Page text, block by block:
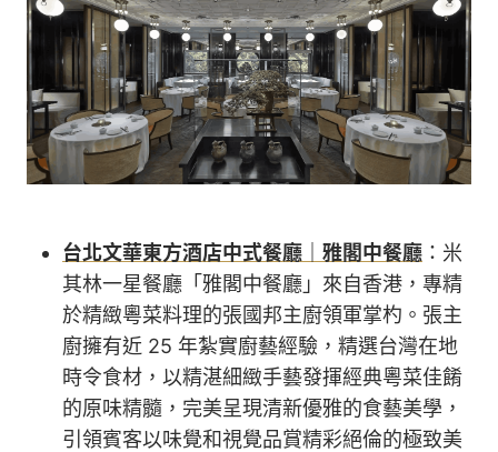
台北文華東方酒店中式餐廳｜雅閣中餐廳 ：米
其林一星餐廳「雅閣中餐廳」來自香港，專精
於精緻粵菜料理的張國邦主廚領軍掌杓。張主
廚擁有近 25 年紮實廚藝經驗，精選台灣在地
時令食材，以精湛細緻手藝發揮經典粵菜佳餚
的原味精髓，完美呈現清新優雅的食藝美學，
引領賓客以味覺和視覺品賞精彩絕倫的極致美